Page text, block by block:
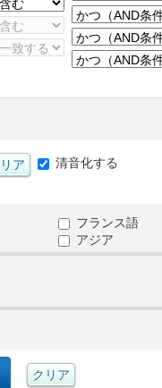
清音化する
フランス語
アジア